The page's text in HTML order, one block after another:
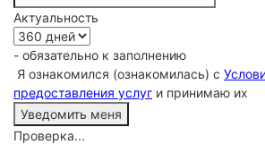
Актуальность
- обязательно к заполнению
Я ознакомился (ознакомилась) с
предоставления услуг и принимаю их
Проверка...